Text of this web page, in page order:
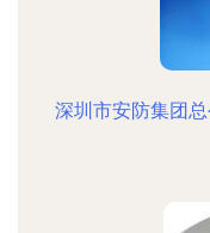
深圳市安防集团